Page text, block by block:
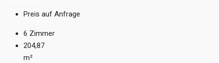
Preis auf Anfrage
6 Zimmer
204,87
m²